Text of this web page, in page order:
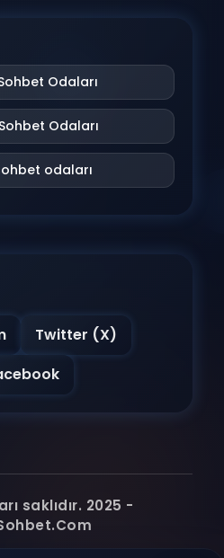
Odaları
Odaları
odaları
Twitter (X)
saklıdır. 2025 -